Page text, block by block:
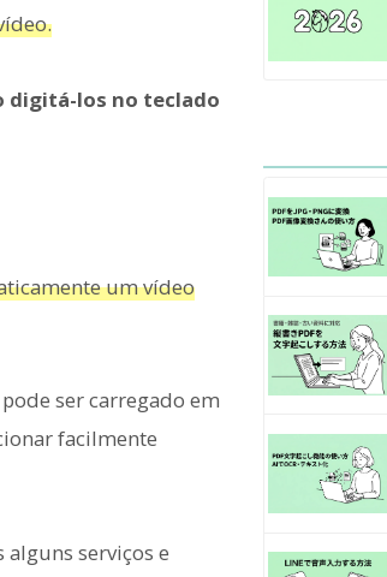
digitá-los no teclado
um vídeo
pode ser carregado em
facilmente
serviços e